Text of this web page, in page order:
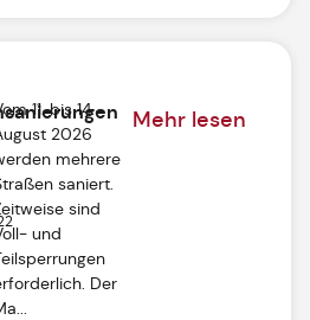
11. bis 14.
2026
mehrere
saniert.
sind
und
Der
Mehr lesen